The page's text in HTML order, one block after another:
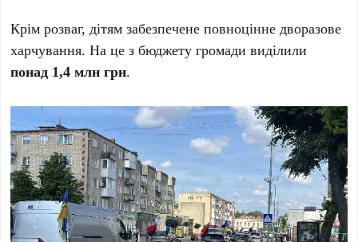
Крім розваг, дітям забезпечене повноцінне дворазове
харчування. На це з бюджету громади виділили
понад 1,4 млн грн.